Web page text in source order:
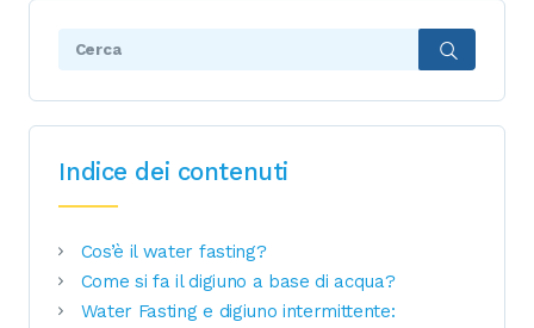
Search:
Indice dei contenuti
Cos’è il water fasting?
Come si fa il digiuno a base di acqua?
Water Fasting e digiuno intermittente: